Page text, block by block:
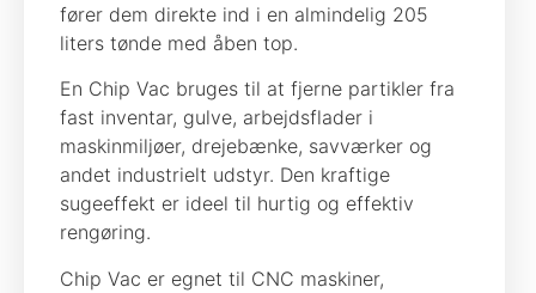
fører dem direkte ind i en almindelig 205
liters tønde med åben top.
En Chip Vac bruges til at fjerne partikler fra
fast inventar, gulve, arbejdsflader i
maskinmiljøer, drejebænke, savværker og
andet industrielt udstyr. Den kraftige
sugeeffekt er ideel til hurtig og effektiv
rengøring.
Chip Vac er egnet til CNC maskiner,